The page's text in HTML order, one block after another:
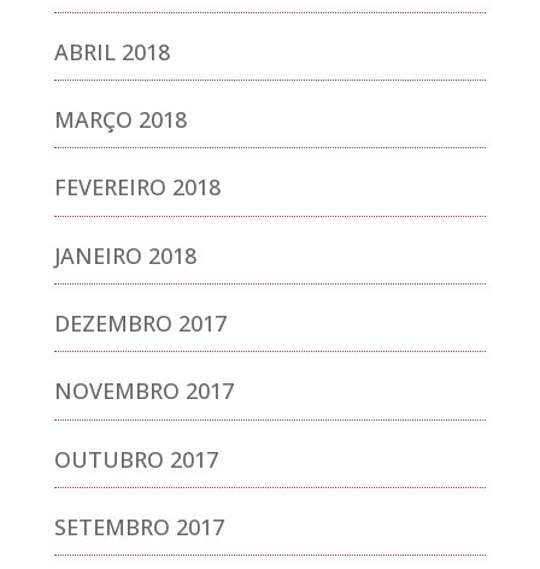
ABRIL 2018
MARÇO 2018
FEVEREIRO 2018
JANEIRO 2018
DEZEMBRO 2017
NOVEMBRO 2017
OUTUBRO 2017
SETEMBRO 2017